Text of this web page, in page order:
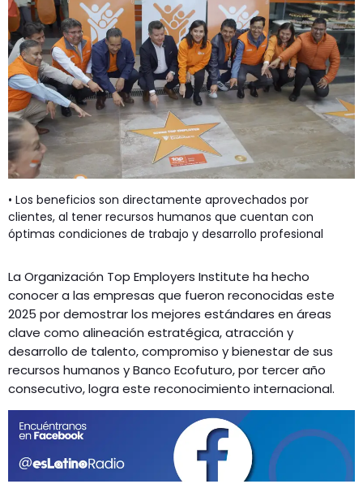
• Los beneficios son directamente aprovechados por
clientes, al tener recursos humanos que cuentan con
óptimas condiciones de trabajo y desarrollo profesional
La Organización Top Employers Institute ha hecho
conocer a las empresas que fueron reconocidas este
2025 por demostrar los mejores estándares en áreas
clave como alineación estratégica, atracción y
desarrollo de talento, compromiso y bienestar de sus
recursos humanos y Banco Ecofuturo, por tercer año
consecutivo, logra este reconocimiento internacional.